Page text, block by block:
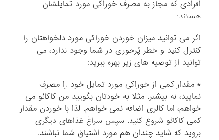
افرادی که مجاز به مصرف خوراکی مورد تمایلشان
هستند:
اگر می توانید میزان خوردن خوراکی مورد دلخواهتان را
کنترل کنید و خطر پُرخوری در شما وجود ندارد، می
توانید از توصیه های زیر بهره ببرید:
* مقدار کمی از خوراکی مورد تمایل خود را مصرف
نمایید، نه بیشتر. مثلا به خودتان بگویید من کاکائو می
خواهم، اما کالری اضافه نمی خواهم. لذا با خوردن مقدار
کمی کاکائو شروع کنید. سپس سراغ غذاهای دیگری
بروید که شاید چندان هم مورد اشتیاق شما نباشند.